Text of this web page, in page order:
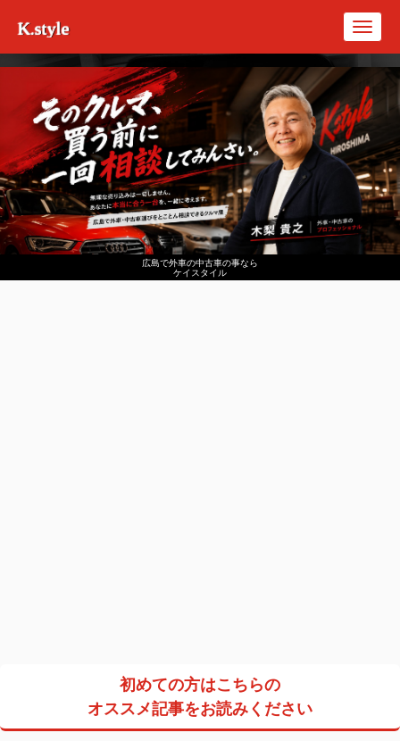
広島で外車の中古車の事なら
ケイスタイル
K.style
初めての方はこちらの
オススメ記事をお読みください